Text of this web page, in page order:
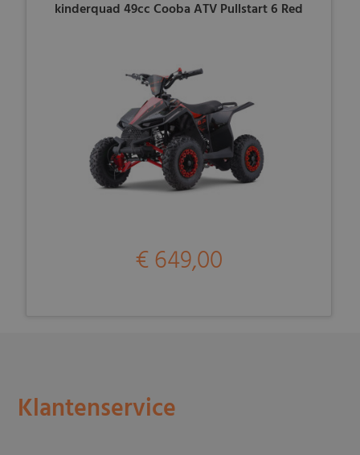
kinderquad 49cc Cooba ATV Pullstart 6 Red
€ 649,00
Klantenservice